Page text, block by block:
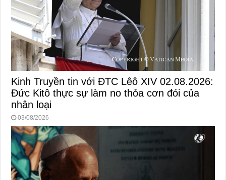
Kinh Truyền tin với ĐTC Lêô XIV 02.08.2026:
Đức Kitô thực sự làm no thỏa cơn đói của
nhân loại
03/08/2026